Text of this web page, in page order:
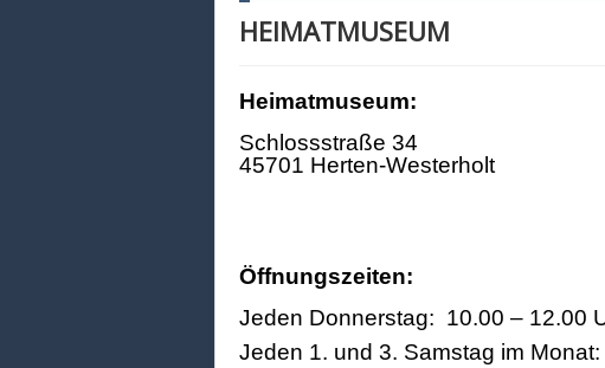
HEIMATMUSEUM
Heimatmuseum:
Schlossstraße 34
45701 Herten-Westerholt
Öffnungszeiten:
Jeden Donnerstag: 10.00 – 12.00
Jeden 1. und 3. Samstag im